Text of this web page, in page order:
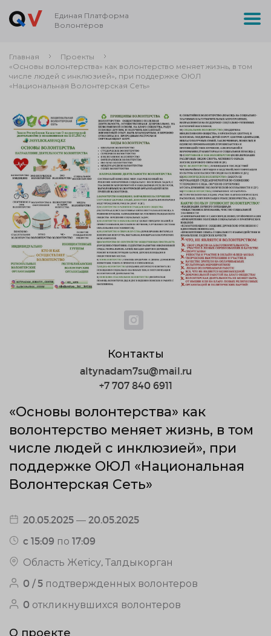
Единая Платформа
Волонтёров
Главная
Проекты
«Основы волонтерства» как волонтерство меняет жизнь, в том
числе людей с инклюзией», при поддержке ОЮЛ
«Национальная Волонтерская Сеть»
Контакты
altynadam7su@mail.ru
+7 707 840 6911
«Основы волонтерства» как
волонтерство меняет жизнь, в том
числе людей с инклюзией», при
поддержке ОЮЛ «Национальная
Волонтерская Сеть»
20.05.2025 — 20.05.2025
c 15:09 по 17:09
Область Жетісу, Талдыкорган
0 / 5 подтвержденных волонтеров
0 откликнувшихся волонтеров
О проекте